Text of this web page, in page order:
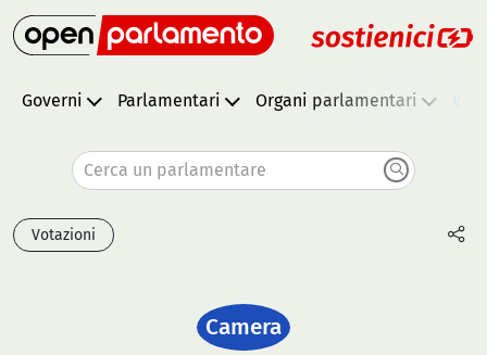
Governi Parlamentari Organi parlamentari
Cerca un parlamentare
Votazioni
Camera